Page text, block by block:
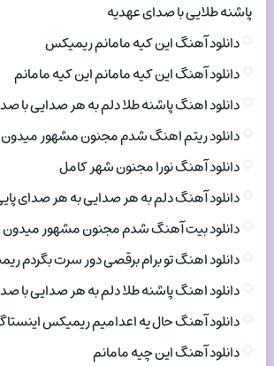
پاشنه طلایی با صدای عهدیه
دانلود آهنگ این کیه مامانم ریمیکس
دانلود آهنگ این کیه مامانم این کیه مامانم
دانلود اهنگ پاشنه طلا دلم به هر صدایی با
دانلود ریتم اهنگ شدم مجنون مشهور
دانلود آهنگ نورا مجنون شهر کامل
دانلود آهنگ دلم به هر صدایی به هر صدای
دانلود بیت آهنگ شدم مجنون مشهور
دانلود اهنگ تو برام برقصی دور سرت بگردم
دانلود اهنگ پاشنه طلا دلم به هر صدایی با
دانلود آهنگ حال یه اعدامیم ریمیکس
دانلود آهنگ این چیه مامانم